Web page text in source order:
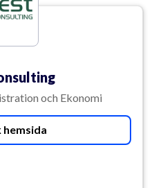
och Ekonomi
hemsida